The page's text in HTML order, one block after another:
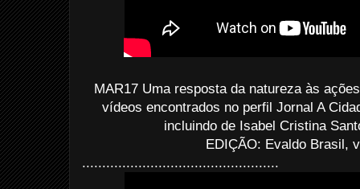
MAR17 Uma resposta da natureza às
vídeos encontrados no perfil Jornal A
incluindo de Isabel Cristina
EDIÇÃO: Evaldo Brasil,
.................................................